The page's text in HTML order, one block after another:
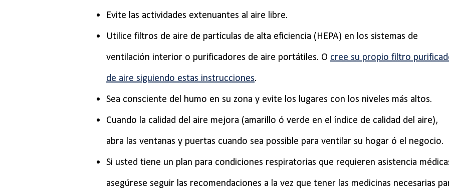
Evite las actividades extenuantes al aire libre.
Utilice filtros de aire de partículas de alta eficiencia (HEPA) en los sistemas de
ventilación interior o purificadores de aire portátiles. O cree su propio filtro
de aire siguiendo estas instrucciones.
Sea consciente del humo en su zona y evite los lugares con los niveles más altos.
Cuando la calidad del aire mejora (amarillo ó verde en el índice de calidad del aire),
abra las ventanas y puertas cuando sea possible para ventilar su hogar ó el negocio.
Si usted tiene un plan para condiciones respiratorias que requieren asistencia
asegúrese seguir las recomendaciones a la vez que tener las medicinas necesarias